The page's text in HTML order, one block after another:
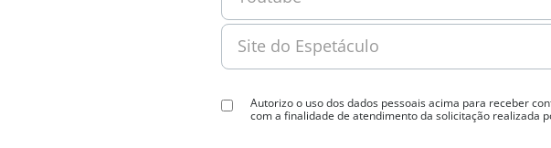
Site do Espetáculo
Autorizo o uso dos dados pessoais acima para receber
com a finalidade de atendimento da solicitação realizada